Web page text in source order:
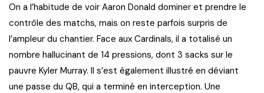
On a l’habitude de voir Aaron Donald dominer et prendre le
contrôle des matchs, mais on reste parfois surpris de
l’ampleur du chantier. Face aux Cardinals, il a totalisé un
nombre hallucinant de 14 pressions, dont 3 sacks sur le
pauvre Kyler Murray. Il s’est également illustré en déviant
une passe du QB, qui a terminé en interception. Une